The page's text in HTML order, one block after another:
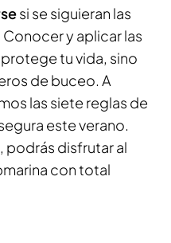
si se siguieran las
y aplicar las
tu vida, sino
de buceo. A
las siete reglas de
este verano.
disfrutar al
con total